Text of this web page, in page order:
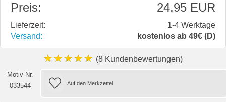
Preis: 24,95 EUR
Lieferzeit:
1-4 Werktage
Versand:
kostenlos ab 49€ (D)
★★★★★ (8 Kundenbewertungen)
Motiv Nr.
033544